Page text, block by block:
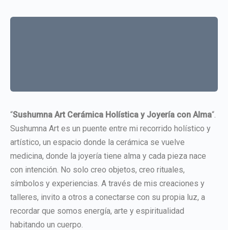
“Sushumna Art Cerámica Holística y Joyería con Alma“.
Sushumna Art es un puente entre mi recorrido holístico y
artístico, un espacio donde la cerámica se vuelve
medicina, donde la joyería tiene alma y cada pieza nace
con intención. No solo creo objetos, creo rituales,
símbolos y experiencias. A través de mis creaciones y
talleres, invito a otros a conectarse con su propia luz, a
recordar que somos energía, arte y espiritualidad
habitando un cuerpo.